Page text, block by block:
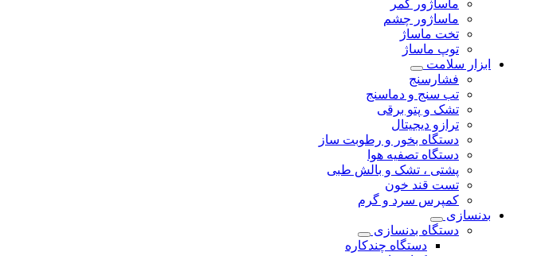
ماساژور کمر
ماساژور چشم
تخت ماساژ
توپ ماساژ
ابزار سلامت
فشارسنج
تب سنج و دماسنج
تشک و پتو برقی
ترازو دیجیتال
دستگاه بخور و رطوبت ساز
دستگاه تصفیه هوا
پشتی ، تشک و بالش طبی
تست قند خون
کمپرس سرد و گرم
بدنسازی
دستگاه بدنسازی
دستگاه چندکاره